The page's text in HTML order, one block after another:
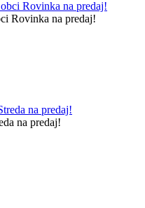
Rovinka na predaj!
na predaj!